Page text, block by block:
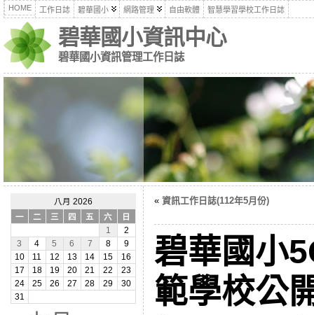
HOME 工作日誌 碧華國小 網路管理 自由軟體 智慧學習學校工作日誌
碧華國小資訊中心
碧華國小資訊管理工作日誌
八月 2026
一
二 三 四 五 六
日
1
2
3
4 5 6 7 8
9
10
11 12 13 14 15
16
17
18 19 20 21 22
23
24
25 26 27 28 29
30
31
« 資訊工作日誌(112年5月份)
碧華國小
範學校公